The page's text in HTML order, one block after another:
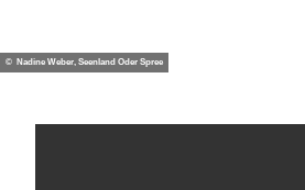
© Nadine Weber, Seenland Oder Spree